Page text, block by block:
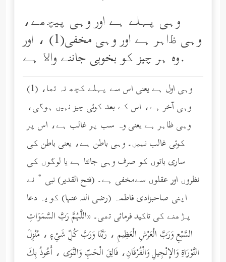
وہی پہلے ہے اور وہی پیچھے،
وہی ﻇاہر ہے اور وہی مخفی(1) ، اور
وه ہر چیز کو بخوبی جاننے واﻻ ہے.
(1) وہی اول ہے یعنی اس سے پہلے کچھ نہ تھا،
وہی آخر ہے، اس کے بعد کوئی چیز نہیں ہوگی،
وہی ظاہر ہے یعنی وہ سب پر غالب ہے، اس پر
کوئی غالب نہیں۔ وہی باطن ہے، یعنی باطن کی
ساری باتوں کو صرف وہی جانتا ہے یا لوگوں کی
نظروں اور عقلوں سےمخفی ہے۔ (فتح القدیر) نبی ﹲ نے
اپنی صاحبزادی فاطمہ (رضی الله عنها) کو یہ دعا
پڑھنے کی تاکید فرمائی تھی۔ «اللَّهُمَّ رَبَّ السَّمَوَاتِ
السَّبْعِ وَرَبَّ الْعَرْشِ الْعَظِيمِ ، رَبَّنَا وَرَبَّ كُلِّ شَيْءٍ ، مُنْزِلَ
التَّوْرَاةِ وَالإِنْجِيلِ وَالْفُرْقَانِ، فَالِقَ الْحَبِّ وَالنَّوَى ، أَعُوذُ بِكَ